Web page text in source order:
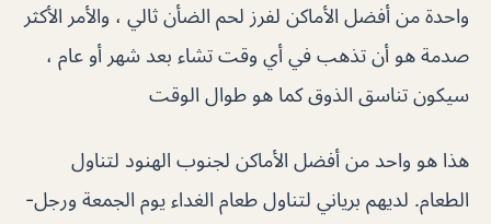
واحدة من أفضل الأماكن لفرز لحم الضأن ثالي ، والأمر الأكثر
صدمة هو أن تذهب في أي وقت تشاء بعد شهر أو عام ،
سيكون تناسق الذوق كما هو طوال الوقت
هذا هو واحد من أفضل الأماكن لجنوب الهنود لتناول
الطعام. لديهم برياني لتناول طعام الغداء يوم الجمعة ورجل-